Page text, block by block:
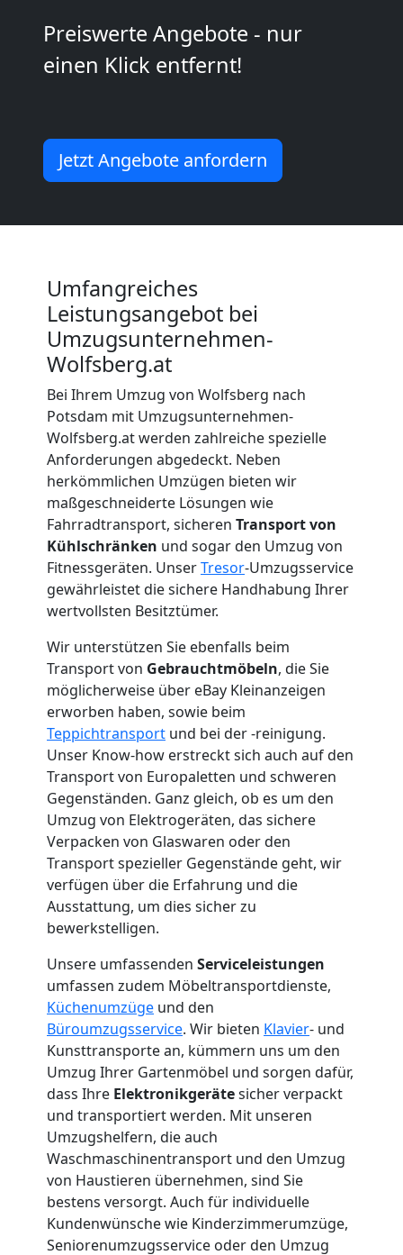
Preiswerte Angebote - nur
einen Klick entfernt!
Jetzt Angebote anfordern
Umfangreiches
Leistungsangebot bei
Umzugsunternehmen-
Wolfsberg.at
Bei Ihrem Umzug von Wolfsberg nach
Potsdam mit Umzugsunternehmen-
Wolfsberg.at werden zahlreiche spezielle
Anforderungen abgedeckt. Neben
herkömmlichen Umzügen bieten wir
maßgeschneiderte Lösungen wie
Fahrradtransport, sicheren Transport von
Kühlschränken und sogar den Umzug von
Fitnessgeräten. UnserTresor-Umzugsservice
gewährleistet die sichere Handhabung Ihrer
wertvollsten Besitztümer.
Wir unterstützen Sie ebenfalls beim
Transport von Gebrauchtmöbeln, die Sie
möglicherweise über eBay Kleinanzeigen
erworben haben, sowie beim
Teppichtransport und bei der -reinigung.
Unser Know-how erstreckt sich auch auf den
Transport von Europaletten und schweren
Gegenständen. Ganz gleich, ob es um den
Umzug von Elektrogeräten, das sichere
Verpacken von Glaswaren oder den
Transport spezieller Gegenstände geht, wir
verfügen über die Erfahrung und die
Ausstattung, um dies sicher zu
bewerkstelligen.
Unsere umfassenden Serviceleistungen
umfassen zudem Möbeltransportdienste,
Küchenumzüge und den
Büroumzugsservice. Wir bieten Klavier- und
Kunsttransporte an, kümmern uns um den
Umzug Ihrer Gartenmöbel und sorgen dafür,
dass Ihre Elektronikgerätesicher verpackt
und transportiert werden. Mit unseren
Umzugshelfern, die auch
Waschmaschinentransport und den Umzug
von Haustieren übernehmen, sind Sie
bestens versorgt. Auch für individuelle
Kundenwünsche wie Kinderzimmerumzüge,
Seniorenumzugsservice oder den Umzug
Möbelmontage
Möbeltransport
Wolfsberg
Mini
Umzug
Wolfsberg
Umzug
Mann
LKW
Wolfsberg
Kunsttransport
Wolfsberg
Umzug
Wolfsberg
Mann
LKW